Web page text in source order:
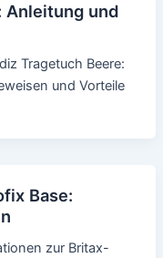
Anleitung und
Tragetuch Beere:
und Vorteile
Base:
zur Britax-